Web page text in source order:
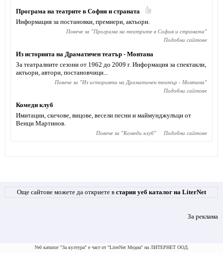
Програма на театрите в София и страната
Информация за постановки, премиери, актьори.
Повече за "Програма на театрите в София и страната"
Подобни сайтове
Из историята на Драматичен театър - Монтана
За театралните сезони от 1962 до 2009 г. Информация за спектакли,
актьори, автори, постановчици...
Повече за "Из историята на Драматичен театър - Монтана"
Подобни сайтове
Комеди клуб
Имитации, скечове, вицове, весели песни и маймунджулъци от
Венци Мартинов.
Повече за "Комеди клуб" Подобни сайтове
Още сайтове можете да откриете в стария уеб каталог на LiterNet
За реклама
Уеб каталог "За култура" е част от "LiterNet Медиа" на ЛИТЕРНЕТ ООД.